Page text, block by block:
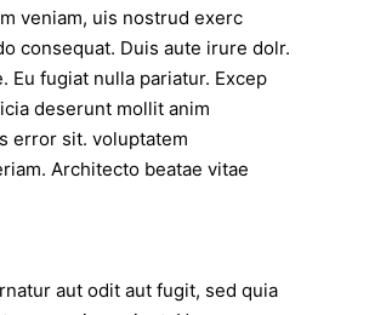
veniam, uis nostrud exerc
consequat. Duis aute irure dolr.
fugiat nulla pariatur. Excep
deserunt mollit anim
error sit. voluptatem
Architecto beatae vitae
aut odit aut fugit, sed quia